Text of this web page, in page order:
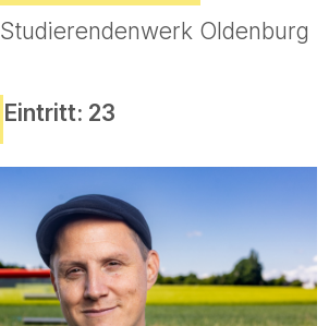
Studierendenwerk Oldenburg
Eintritt: 23